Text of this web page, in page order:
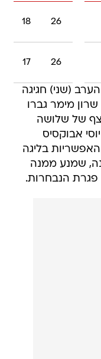
26
18
26
17
(שני) חגיגה
מימר גברו
רצף של שלושה
אבוקסיס
בליגה
שמנע ממנה
פגרת הנבחרות.